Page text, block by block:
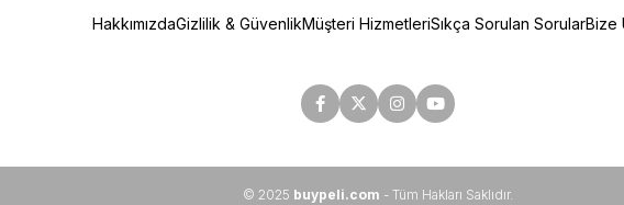
HakkımızdaGizlilik & GüvenlikMüşteri HizmetleriSıkça Sorulan SorularBize
© 2025 buypeli.com - Tüm Hakları Saklıdır.